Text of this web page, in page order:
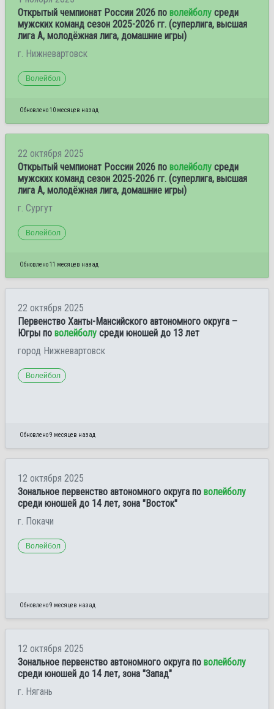
Открытый чемпионат России 2026 по волейболу среди
мужских команд сезон 2025-2026 гг. (суперлига, высшая
лига А, молодёжная лига, домашние игры)
г. Нижневартовск
Волейбол
Обновлено 10 месяцев назад
22 октября 2025
Открытый чемпионат России 2026 по волейболу среди
мужских команд сезон 2025-2026 гг. (суперлига, высшая
лига А, молодёжная лига, домашние игры)
г. Сургут
Волейбол
Обновлено 11 месяцев назад
22 октября 2025
Первенство Ханты-Мансийского автономного округа –
Югры по волейболу среди юношей до 13 лет
город Нижневартовск
Волейбол
Обновлено 9 месяцев назад
12 октября 2025
Зональное первенство автономного округа по волейболу
среди юношей до 14 лет, зона "Восток"
г. Покачи
Волейбол
Обновлено 9 месяцев назад
12 октября 2025
Зональное первенство автономного округа по волейболу
среди юношей до 14 лет, зона "Запад"
г. Нягань